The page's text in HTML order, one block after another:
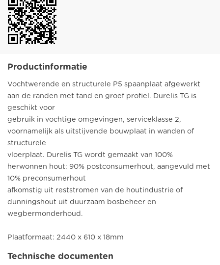
Productinformatie
Vochtwerende en structurele P5 spaanplaat afgewerkt
aan de randen met tand en groef profiel. Durelis TG is
geschikt voor
gebruik in vochtige omgevingen, serviceklasse 2,
voornamelijk als uitstijvende bouwplaat in wanden of
structurele
vloerplaat. Durelis TG wordt gemaakt van 100%
herwonnen hout: 90% postconsumerhout, aangevuld met
10% preconsumerhout
afkomstig uit reststromen van de houtindustrie of
dunningshout uit duurzaam bosbeheer en
wegbermonderhoud.
Plaatformaat: 2440 x 610 x 18mm
Technische documenten